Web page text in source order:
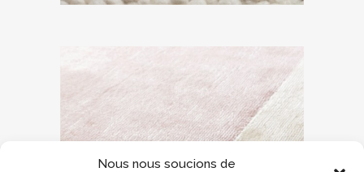
Nous nous soucions de